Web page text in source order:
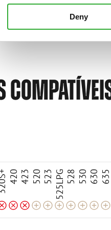
Deny
420 423 520 523 525LPG 528 530 630 635